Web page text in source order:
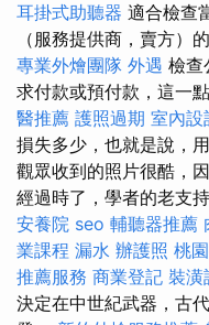
耳掛式助聽器 適合檢查
（服務提供商，賣方）
專業外燴團隊 外遇 檢查
求付款或預付款，這一
醫推薦 護照過期 室內設
損失多少，也就是說，
觀眾收到的照片很酷，
經過時了，學者的老支持
安養院 seo 輔聽器推薦
業課程 漏水 辦護照 桃
推薦服務 商業登記 裝潢
決定在中世紀武器，古